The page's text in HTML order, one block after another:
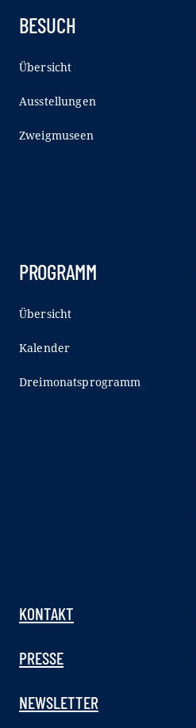
BESUCH
Übersicht
Ausstellungen
Zweigmuseen
PROGRAMM
Übersicht
Kalender
Dreimonatsprogramm
KONTAKT
PRESSE
NEWSLETTER